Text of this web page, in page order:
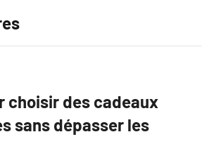
choisir des cadeaux
sans dépasser les